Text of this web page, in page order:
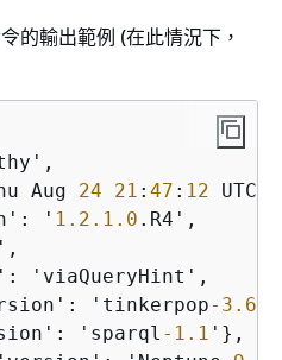
的輸出範例 (在此情況下，
Aug
24 21 : 47 : 12 UTC
'
1.2 .1 .0 .R4',
'viaQueryHint',
'tinkerpop-3.6
'sparql -1.1 '},